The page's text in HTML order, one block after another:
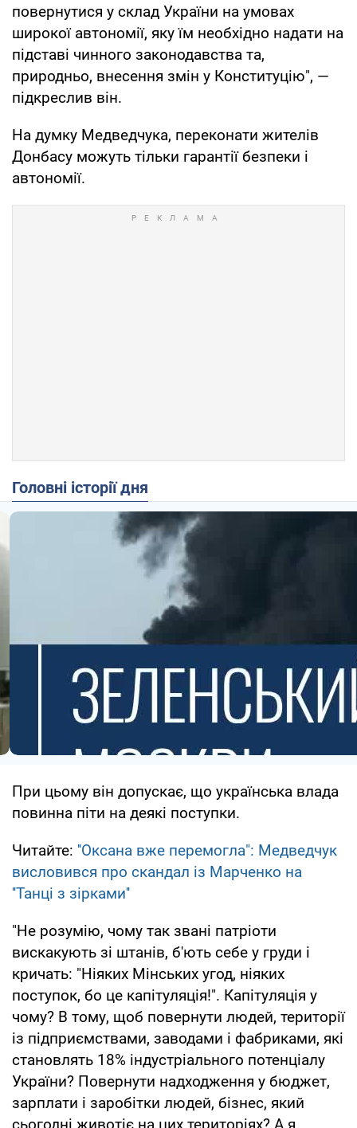
повернутися у склад України на умовах
широкої автономії, яку їм необхідно надати на
підставі чинного законодавства та,
природньо, внесення змін у Конституцію", —
підкреслив він.
На думку Медведчука, переконати жителів
Донбасу можуть тільки гарантії безпеки і
автономії.
Головні історії дня
При цьому він допускає, що українська влада
повинна піти на деякі поступки.
Читайте: ''Оксана вже перемогла": Медведчук
висловився про скандал із Марченко на
''Танці з зірками''
"Не розумію, чому так звані патріоти
вискакують зі штанів, б'ють себе у груди і
кричать: "Ніяких Мінських угод, ніяких
поступок, бо це капітуляція!". Капітуляція у
чому? В тому, щоб повернути людей, території
із підприємствами, заводами і фабриками, які
становлять 18% індустріального потенціалу
України? Повернути надходження у бюджет,
зарплати і заробітки людей, бізнес, який
сьогодні животіє на цих територіях? А я